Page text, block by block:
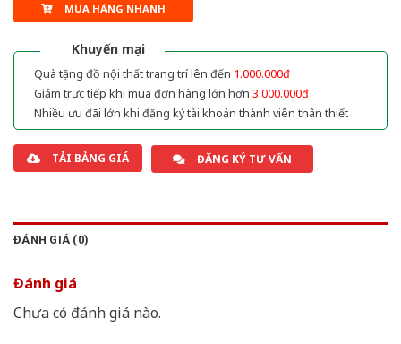
MUA HÀNG NHANH
Khuyến mại
Quà tặng đồ nội thất trang trí lên đến 1.000.000đ
Giảm trực tiếp khi mua đơn hàng lớn hơn 3.000.000đ
Nhiều ưu đãi lớn khi đăng ký tài khoản thành viên thân thiết
TẢI BẢNG GIÁ ĐĂNG KÝ TƯ VẤN
ĐÁNH GIÁ (0)
Đánh giá
Chưa có đánh giá nào.